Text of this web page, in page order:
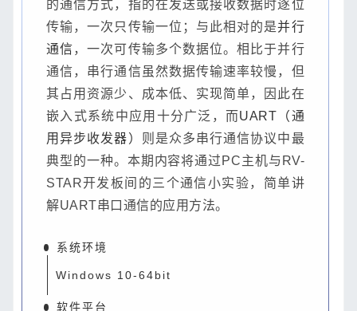
的通信方式，指的在发送或接收数据时逐位
传输，一次只传输一位；与此相对的是并行
通信，一次可传输多个数据位。相比于并行
通信，串行通信虽然数据传输速率较慢，但
其占用资源少、成本低、实现简单，因此在
嵌入式系统中应用十分广泛，而UART（通
用异步收发器） 则是众多串行通信协议中最
典型的一种。本期内容将通过PC主机与RV-
STAR开发板间的三个通信小实验，简单讲
解UART串口通信的应用方法。
系统环境
Windows 10-64bit
软件平台